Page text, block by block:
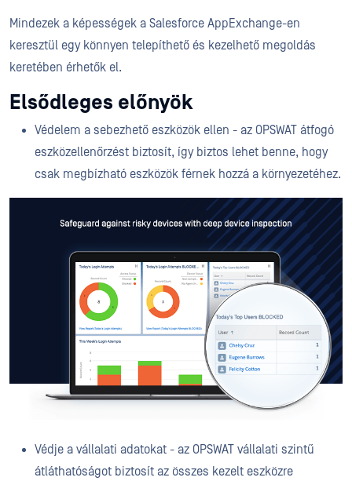
Mindezek a képességek a Salesforce AppExchange-en
keresztül egy könnyen telepíthető és kezelhető megoldás
keretében érhetők el.
Elsődleges előnyök
Védelem a sebezhető eszközök ellen - az OPSWAT átfogó
eszközellenőrzést biztosít, így biztos lehet benne, hogy
csak megbízható eszközök férnek hozzá a környezetéhez.
Védje a vállalati adatokat - az OPSWAT vállalati szintű
átláthatóságot biztosít az összes kezelt eszközre